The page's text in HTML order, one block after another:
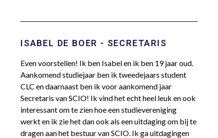
ISABEL DE BOER - SECRETARIS
Even voorstellen! Ik ben Isabel en ik ben 19 jaar oud.
Aankomend studiejaar ben ik tweedejaars student
CLC en daarnaast ben ik voor aankomend jaar
Secretaris van SCIO! Ik vind het echt heel leuk en ook
interessant om te zien hoe een studievereniging
werkt en ik zie het dan ook als een uitdaging om bij te
dragen aan het bestuur van SCIO. Ik ga uitdagingen